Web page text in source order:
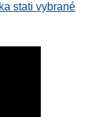
stati vybrané